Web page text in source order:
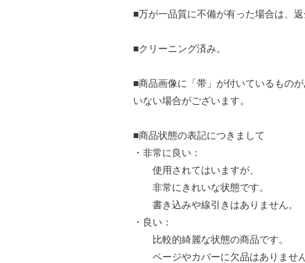
■万が一品質に不備が有った場合は、返
■クリーニング済み。
■商品画像に「帯」が付いているもの
いない場合がございます。
■商品状態の表記につきまして
・非常に良い：
使用されてはいますが、
非常にきれいな状態です。
書き込みや線引きはありません。
・良い：
比較的綺麗な状態の商品です。
ページやカバーに欠品はありません